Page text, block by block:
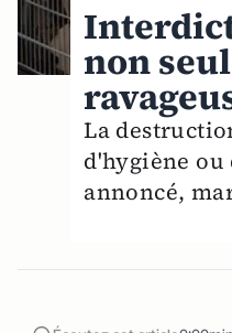
non
La
d'hygiène ou
annoncé,